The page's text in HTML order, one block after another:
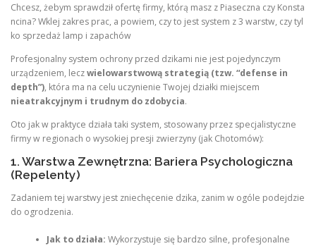
Chcesz, żebym sprawdził ofertę firmy, którą masz z Piaseczna czy Konsta
ncina? Wklej zakres prac, a powiem, czy to jest system z 3 warstw, czy tyl
ko sprzedaż lamp i zapachów
Profesjonalny system ochrony przed dzikami nie jest pojedynczym
urządzeniem, leczwielowarstwową strategią (tzw. “defense in
depth”), która ma na celu uczynienie Twojej działki miejscem
nieatrakcyjnym i trudnym do zdobycia.
Oto jak w praktyce działa taki system, stosowany przez specjalistyczne
firmy w regionach o wysokiej presji zwierzyny (jak Chotomów):
1. Warstwa Zewnętrzna: Bariera Psychologiczna
(Repelenty)
Zadaniem tej warstwy jest zniechęcenie dzika, zanim w ogóle podejdzie
do ogrodzenia.
Jak to działa: Wykorzystuje się bardzo silne, profesjonalne